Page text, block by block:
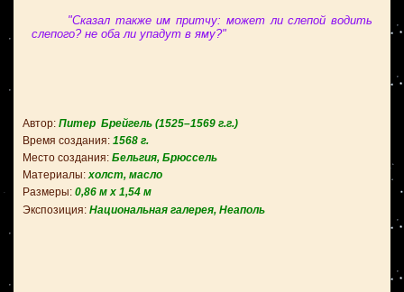
"Сказал также им притчу: может ли слепой водить
слепого? не оба ли упадут в яму?"
Автор: Питер Брейгель (1525–1569 г.г.)
Время создания: 1568 г.
Место создания: Бельгия, Брюссель
Материалы: холст, масло
Размеры: 0,86 м х 1,54 м
Экспозиция: Национальная галерея, Неаполь